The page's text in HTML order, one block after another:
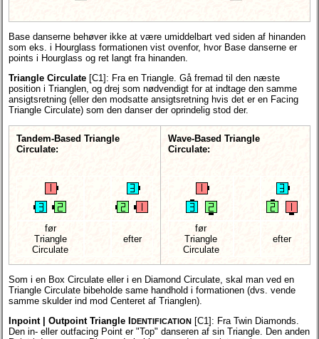
Base danserne behøver ikke at være umiddelbart ved siden af hinanden
som eks. i Hourglass formationen vist ovenfor, hvor Base danserne er
points i Hourglass og ret langt fra hinanden.
Triangle Circulate [C1]: Fra en Triangle. Gå fremad til den næste
position i Trianglen, og drej som nødvendigt for at indtage den samme
ansigtsretning (eller den modsatte ansigtsretning hvis det er en Facing
Triangle Circulate) som den danser der oprindelig stod der.
Tandem-Based Triangle
Circulate:
før
Triangle
Circulate
efter
Wave-Based Triangle
Circulate:
før
Triangle
Circulate
efter
Som i en Box Circulate eller i en Diamond Circulate, skal man ved en
Triangle Circulate bibeholde same handhold i formationen (dvs. vende
samme skulder ind mod Centeret af Trianglen).
Inpoint | Outpoint Triangle I
DENTIFICATION [C1]: Fra Twin Diamonds.
Den in- eller outfacing Point er "Top" danseren af sin Triangle. Den anden